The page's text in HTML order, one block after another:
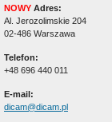
NOWY Adres:
Al. Jerozolimskie 204
02-486 Warszawa
Telefon:
+48 696 440 011
E-mail:
dicam@dicam.pl